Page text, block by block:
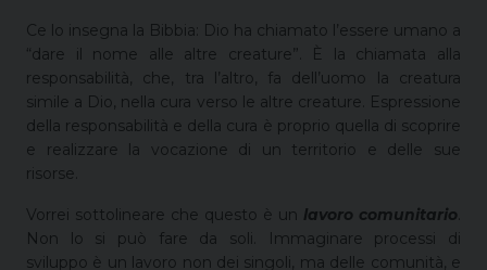
Ce lo insegna la Bibbia: Dio ha chiamato l’essere umano a
“dare il nome alle altre creature”. È la chiamata alla
responsabilità, che, tra l’altro, fa dell’uomo la creatura
simile a Dio, nella cura verso le altre creature. Espressione
della responsabilità e della cura è proprio quella di scoprire
e realizzare la vocazione di un territorio e delle sue
risorse.
Vorrei sottolineare che questo è un lavoro comunitario
Non lo si può fare da soli. Immaginare processi di
sviluppo è un lavoro non dei singoli, ma delle comunità, e